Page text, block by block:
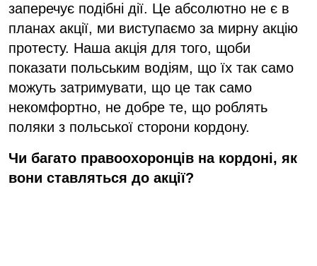
заперечує подібні дії. Це абсолютно не є в
планах акції, ми виступаємо за мирну акцію
протесту. Наша акція для того, щоби
показати польським водіям, що їх так само
можуть затримувати, що це так само
некомфортно, не добре те, що роблять
поляки з польської сторони кордону.
Чи багато правоохоронців на кордоні, як
вони ставляться до акції?